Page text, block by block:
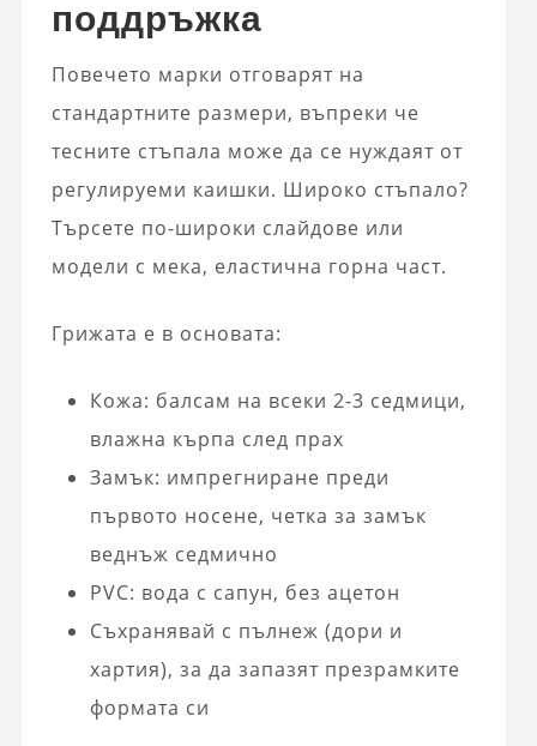
поддръжка
Повечето марки отговарят на
стандартните размери, въпреки че
тесните стъпала може да се нуждаят от
регулируеми каишки. Широко стъпало?
Търсете по-широки слайдове или
модели с мека, еластична горна част.
Грижата е в основата:
Кожа: балсам на всеки 2-3 седмици,
влажна кърпа след прах
Замък: импрегниране преди
първото носене, четка за замък
веднъж седмично
PVC: вода с сапун, без ацетон
Съхранявай с пълнеж (дори и
хартия), за да запазят презрамките
формата си